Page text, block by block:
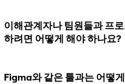
이해관계자나 팀원들과 프
하려면 어떻게 해야 하나요?
Figma와 같은 툴과는 어떻